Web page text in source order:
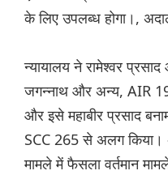
के लिए उपलब्ध होगा।,
न्यायालय ने रामेश्वर
जगन्नाथ और अन्य, AIR
और इसे महाबीर प्रसाद
SCC 265 से अलग किया।
मामले में फैसला वर्तमान